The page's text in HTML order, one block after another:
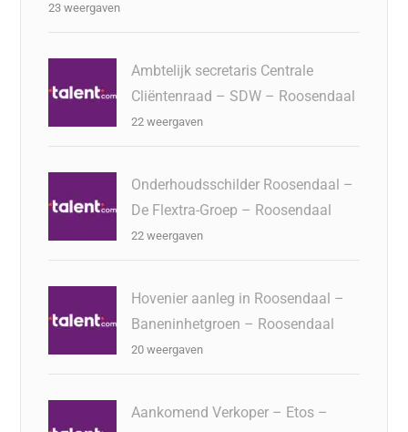
23 weergaven
Ambtelijk secretaris Centrale
Cliëntenraad – SDW – Roosendaal
22 weergaven
Onderhoudsschilder Roosendaal –
De Flextra-Groep – Roosendaal
22 weergaven
Hovenier aanleg in Roosendaal –
Baneninhetgroen – Roosendaal
20 weergaven
Aankomend Verkoper – Etos –